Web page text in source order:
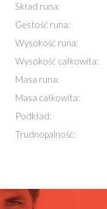
Skład runa:
Gęstość runa:
Wysokość runa:
Wysokość całkowita:
Masa runa:
Masa całkowita:
Podkład:
Trudnopalność: